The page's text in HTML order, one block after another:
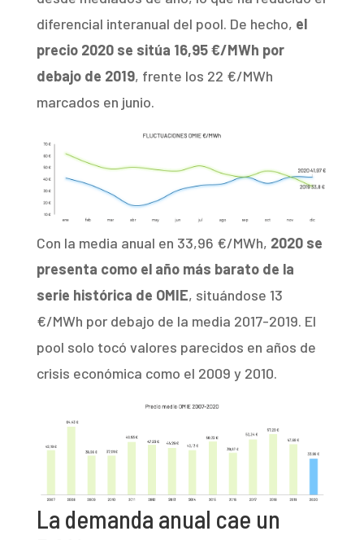
diferencial interanual del pool. De hecho, el
precio 2020 se sitúa 16,95 €/MWh por
debajo de 2019, frente los 22 €/MWh
marcados en junio.
Con la media anual en 33,96 €/MWh, 2020 se
presenta como el año más barato de la
serie histórica de OMIE, situándose 13
€/MWh por debajo de la media 2017-2019. El
pool solo tocó valores parecidos en años de
crisis económica como el 2009 y 2010.
La demanda anual cae un